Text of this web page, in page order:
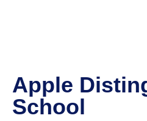
Apple
School